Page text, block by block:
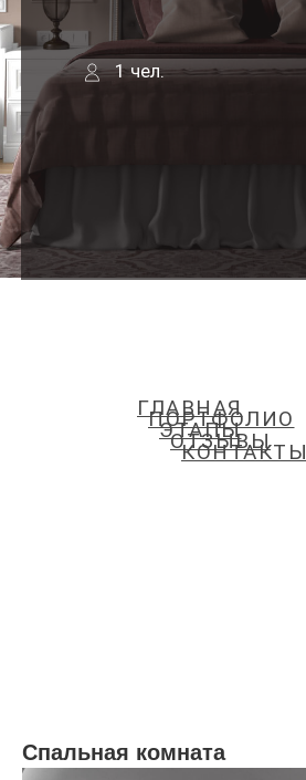
ГЛАВНАЯ
ПОРТФОЛИО
ЭТАПЫ
ОТЗЫВЫ
КОНТАКТЫ
1 чел.
Спальная комната